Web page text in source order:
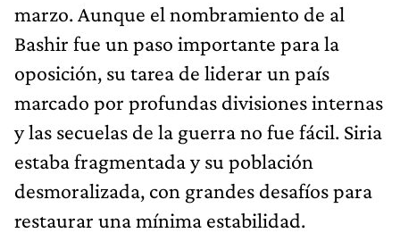
marzo. Aunque el nombramiento de al
Bashir fue un paso importante para la
oposición, su tarea de liderar un país
marcado por profundas divisiones internas
y las secuelas de la guerra no fue fácil. Siria
estaba fragmentada y su población
desmoralizada, con grandes desafíos para
restaurar una mínima estabilidad.